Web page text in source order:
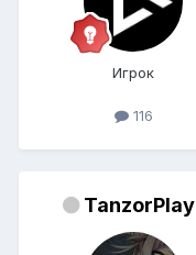
Игрок
116
TanzorPlay